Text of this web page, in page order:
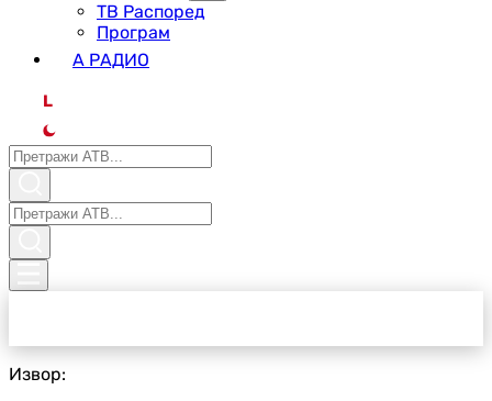
ТВ Распоред
Програм
А РАДИО
L
Извор: